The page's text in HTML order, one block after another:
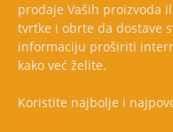
prodaje Vaših proizvoda
tvrtke i obrte da dostave
informaciju proširiti
kako već želite.
Koristite najbolje i